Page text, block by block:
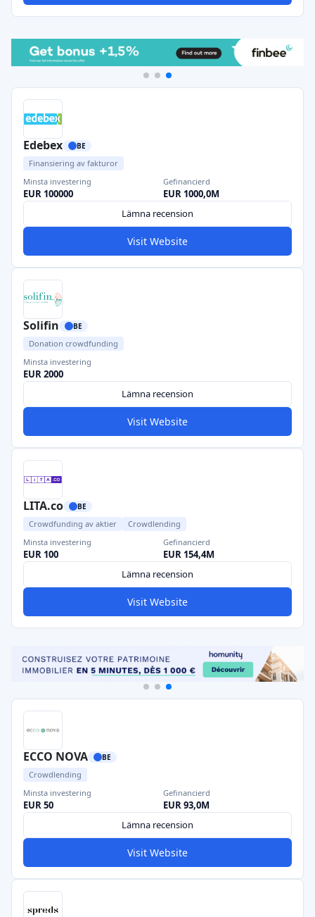
Edebex BE
Finansiering av fakturor
Minsta investering
EUR 100000
Gefinancierd
EUR 1000,0M
Lämna recension
Visit Website
Solifin BE
Donation crowdfunding
Minsta investering
EUR 2000
Lämna recension
Visit Website
LITA.co BE
Crowdfunding av aktier
Crowdlending
Minsta investering
EUR 100
Gefinancierd
EUR 154,4M
Lämna recension
Visit Website
ECCO NOVA BE
Crowdlending
Minsta investering
EUR 50
Gefinancierd
EUR 93,0M
Lämna recension
Visit Website